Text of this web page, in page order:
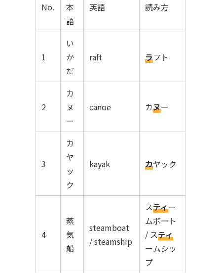
No.
本
語
英語 読み方
1
い
か
だ
raft ラフト
2
カ
ヌ
ー
canoe カヌー
3
カ
ヤ
ッ
ク
kayak カヤック
4
蒸
気
船
steamboat
/ steamship
スティー
ムボート
/ スティ
ームシッ
プ